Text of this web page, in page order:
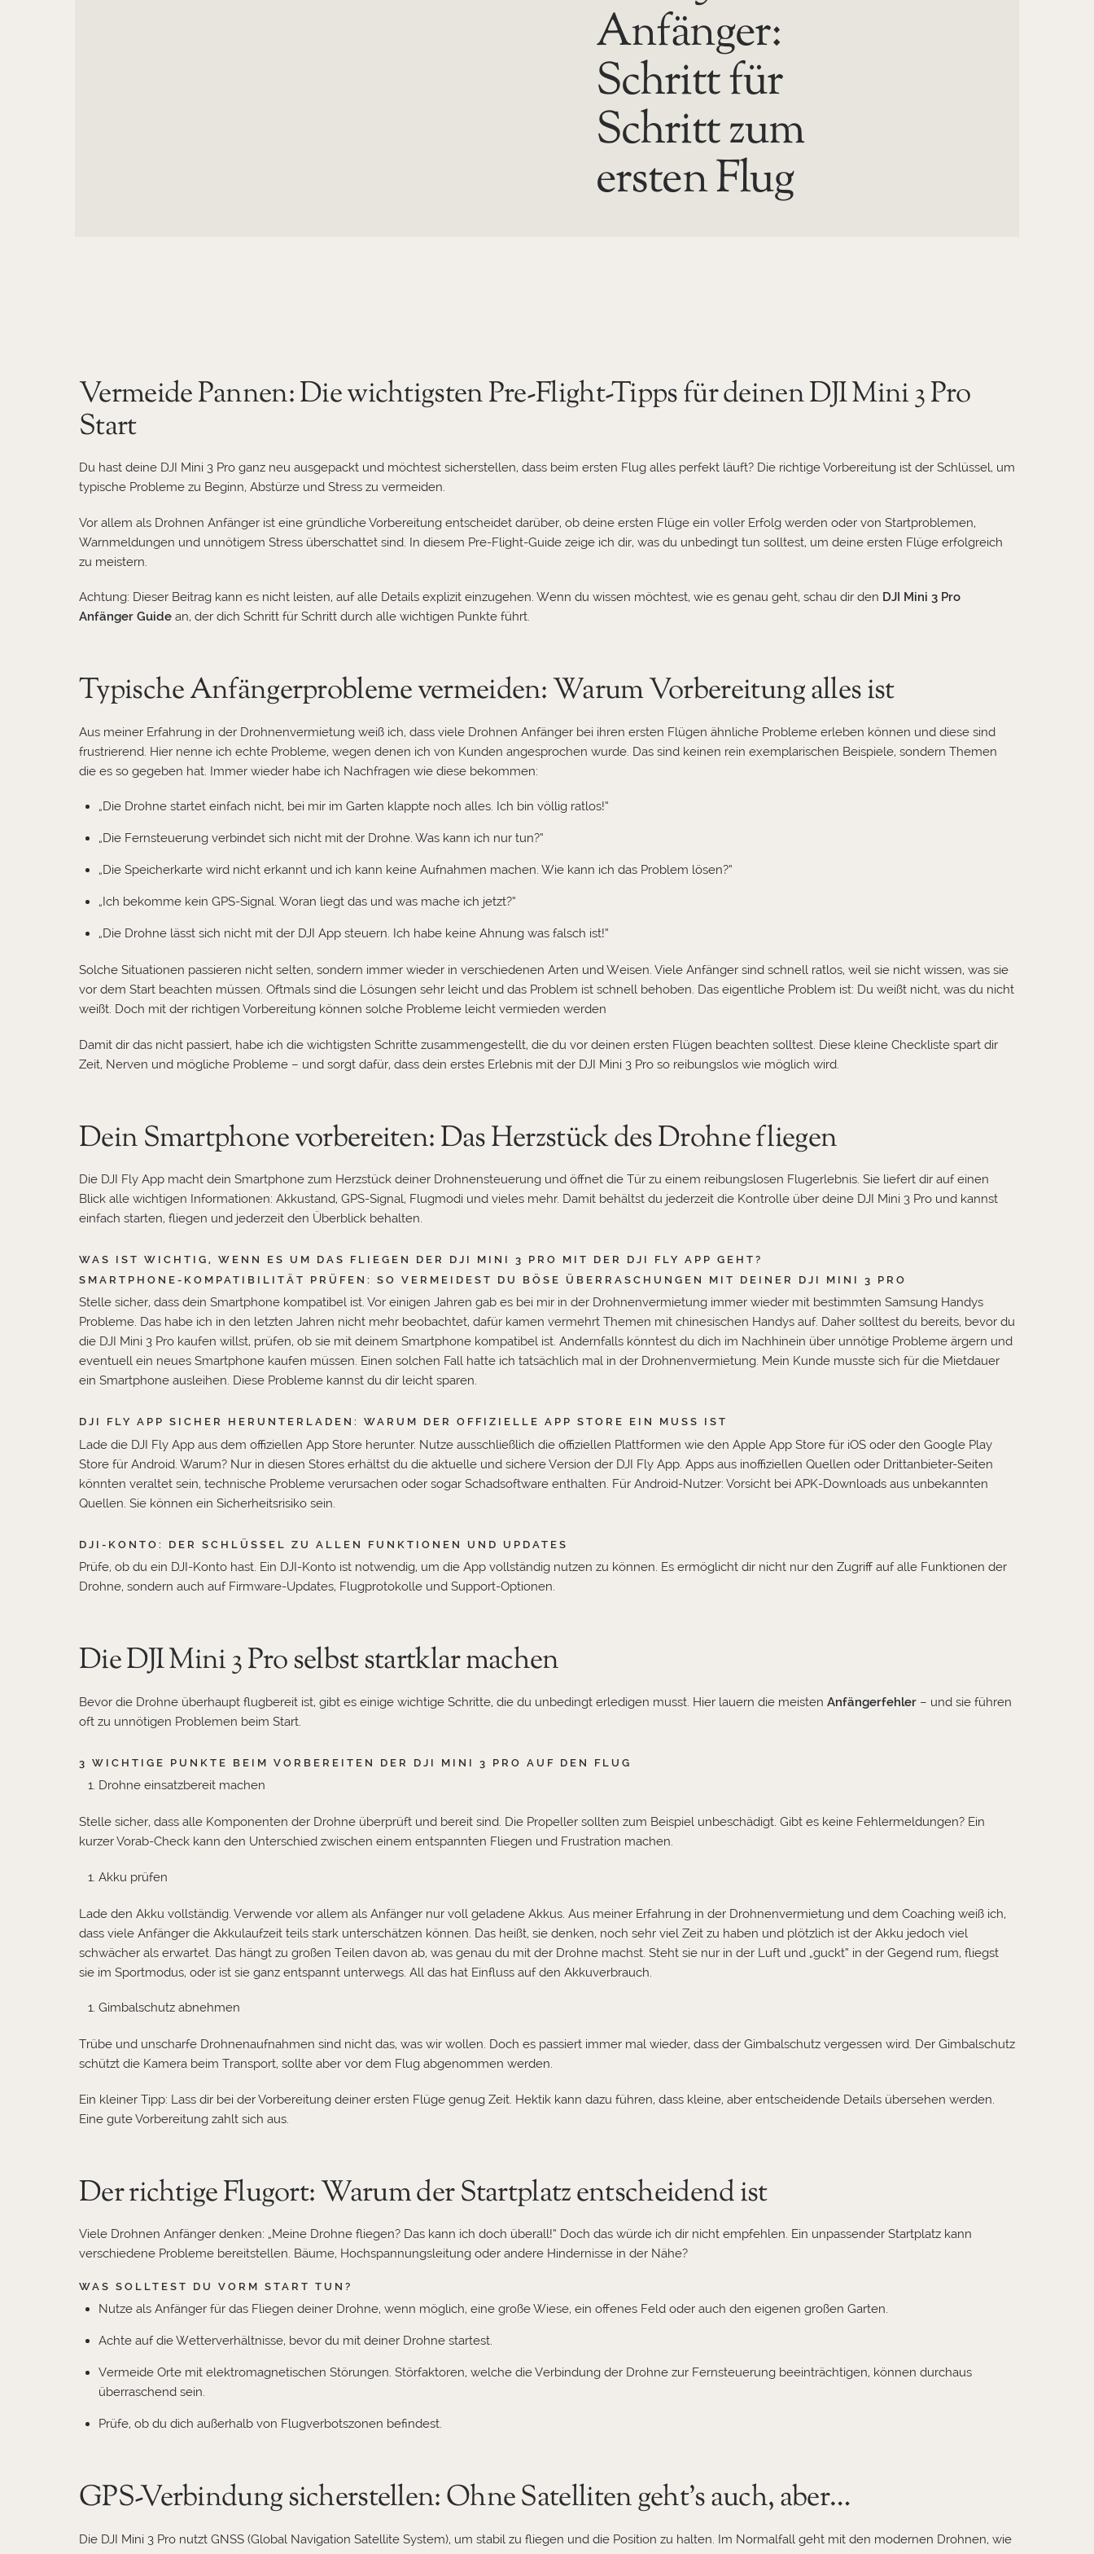
Anfänger:
Schritt für
Schritt zum
ersten Flug
Vermeide Pannen: Die wichtigsten Pre-Flight-Tipps für deinen DJI Mini 3 Pro
Start
Du hast deine DJI Mini 3 Pro ganz neu ausgepackt und möchtest sicherstellen, dass beim ersten Flug alles perfekt läuft? Die richtige Vorbereitung ist der Schlüssel, um
typische Probleme zu Beginn, Abstürze und Stress zu vermeiden.
Vor allem als Drohnen Anfänger ist eine gründliche Vorbereitung entscheidet darüber, ob deine ersten Flüge ein voller Erfolg werden oder von Startproblemen,
Warnmeldungen und unnötigem Stress überschattet sind. In diesem Pre-Flight-Guide zeige ich dir, was du unbedingt tun solltest, um deine ersten Flüge erfolgreich
zu meistern.
Achtung: Dieser Beitrag kann es nicht leisten, auf alle Details explizit einzugehen. Wenn du wissen möchtest, wie es genau geht, schau dir den DJI Mini 3 Pro
Anfänger Guide an, der dich Schritt für Schritt durch alle wichtigen Punkte führt.
Typische Anfängerprobleme vermeiden: Warum Vorbereitung alles ist
Aus meiner Erfahrung in der Drohnenvermietung weiß ich, dass viele Drohnen Anfänger bei ihren ersten Flügen ähnliche Probleme erleben können und diese sind
frustrierend. Hier nenne ich echte Probleme, wegen denen ich von Kunden angesprochen wurde. Das sind keinen rein exemplarischen Beispiele, sondern Themen
die es so gegeben hat. Immer wieder habe ich Nachfragen wie diese bekommen:
„Die Drohne startet einfach nicht, bei mir im Garten klappte noch alles. Ich bin völlig ratlos!“
„Die Fernsteuerung verbindet sich nicht mit der Drohne. Was kann ich nur tun?“
„Die Speicherkarte wird nicht erkannt und ich kann keine Aufnahmen machen. Wie kann ich das Problem lösen?“
„Ich bekomme kein GPS-Signal. Woran liegt das und was mache ich jetzt?“
„Die Drohne lässt sich nicht mit der DJI App steuern. Ich habe keine Ahnung was falsch ist!“
Solche Situationen passieren nicht selten, sondern immer wieder in verschiedenen Arten und Weisen. Viele Anfänger sind schnell ratlos, weil sie nicht wissen, was sie
vor dem Start beachten müssen. Oftmals sind die Lösungen sehr leicht und das Problem ist schnell behoben. Das eigentliche Problem ist: Du weißt nicht, was du nicht
weißt. Doch mit der richtigen Vorbereitung können solche Probleme leicht vermieden werden
Damit dir das nicht passiert, habe ich die wichtigsten Schritte zusammengestellt, die du vor deinen ersten Flügen beachten solltest. Diese kleine Checkliste spart dir
Zeit, Nerven und mögliche Probleme – und sorgt dafür, dass dein erstes Erlebnis mit der DJI Mini 3 Pro so reibungslos wie möglich wird.
Dein Smartphone vorbereiten: Das Herzstück des Drohne fliegen
Die DJI Fly App macht dein Smartphone zum Herzstück deiner Drohnensteuerung und öffnet die Tür zu einem reibungslosen Flugerlebnis. Sie liefert dir auf einen
Blick alle wichtigen Informationen: Akkustand, GPS-Signal, Flugmodi und vieles mehr. Damit behältst du jederzeit die Kontrolle über deine DJI Mini 3 Pro und kannst
einfach starten, fliegen und jederzeit den Überblick behalten.
WAS IST WICHTIG, WENN ES UM DAS FLIEGEN DER DJI MINI 3 PRO MIT DER DJI FLY APP GEHT?
SMARTPHONE-KOMPATIBILITÄT PRÜFEN: SO VERMEIDEST DU BÖSE ÜBERRASCHUNGEN MIT DEINER DJI MINI 3 PRO
Stelle sicher, dass dein Smartphone kompatibel ist. Vor einigen Jahren gab es bei mir in der Drohnenvermietung immer wieder mit bestimmten Samsung Handys
Probleme. Das habe ich in den letzten Jahren nicht mehr beobachtet, dafür kamen vermehrt Themen mit chinesischen Handys auf. Daher solltest du bereits, bevor du
die DJI Mini 3 Pro kaufen willst, prüfen, ob sie mit deinem Smartphone kompatibel ist. Andernfalls könntest du dich im Nachhinein über unnötige Probleme ärgern und
eventuell ein neues Smartphone kaufen müssen. Einen solchen Fall hatte ich tatsächlich mal in der Drohnenvermietung. Mein Kunde musste sich für die Mietdauer
ein Smartphone ausleihen. Diese Probleme kannst du dir leicht sparen.
DJI FLY APP SICHER HERUNTERLADEN: WARUM DER OFFIZIELLE APP STORE EIN MUSS IST
Lade die DJI Fly App aus dem offiziellen App Store herunter. Nutze ausschließlich die offiziellen Plattformen wie den Apple App Store für iOS oder den Google Play
Store für Android. Warum? Nur in diesen Stores erhältst du die aktuelle und sichere Version der DJI Fly App. Apps aus inoffiziellen Quellen oder Drittanbieter-Seiten
könnten veraltet sein, technische Probleme verursachen oder sogar Schadsoftware enthalten. Für Android-Nutzer: Vorsicht bei APK-Downloads aus unbekannten
Quellen. Sie können ein Sicherheitsrisiko sein.
DJI-KONTO: DER SCHLÜSSEL ZU ALLEN FUNKTIONEN UND UPDATES
Prüfe, ob du ein DJI-Konto hast. Ein DJI-Konto ist notwendig, um die App vollständig nutzen zu können. Es ermöglicht dir nicht nur den Zugriff auf alle Funktionen der
Drohne, sondern auch auf Firmware-Updates, Flugprotokolle und Support-Optionen.
Die DJI Mini 3 Pro selbst startklar machen
Bevor die Drohne überhaupt flugbereit ist, gibt es einige wichtige Schritte, die du unbedingt erledigen musst. Hier lauern die meisten Anfängerfehler – und sie führen
oft zu unnötigen Problemen beim Start.
3 WICHTIGE PUNKTE BEIM VORBEREITEN DER DJI MINI 3 PRO AUF DEN FLUG
Drohne einsatzbereit machen
Stelle sicher, dass alle Komponenten der Drohne überprüft und bereit sind. Die Propeller sollten zum Beispiel unbeschädigt. Gibt es keine Fehlermeldungen? Ein
kurzer Vorab-Check kann den Unterschied zwischen einem entspannten Fliegen und Frustration machen.
Akku prüfen
Lade den Akku vollständig. Verwende vor allem als Anfänger nur voll geladene Akkus. Aus meiner Erfahrung in der Drohnenvermietung und dem Coaching weiß ich,
dass viele Anfänger die Akkulaufzeit teils stark unterschätzen können. Das heißt, sie denken, noch sehr viel Zeit zu haben und plötzlich ist der Akku jedoch viel
schwächer als erwartet. Das hängt zu großen Teilen davon ab, was genau du mit der Drohne machst. Steht sie nur in der Luft und „guckt“ in der Gegend rum, fliegst
sie im Sportmodus, oder ist sie ganz entspannt unterwegs. All das hat Einfluss auf den Akkuverbrauch.
Gimbalschutz abnehmen
Trübe und unscharfe Drohnenaufnahmen sind nicht das, was wir wollen. Doch es passiert immer mal wieder, dass der Gimbalschutz vergessen wird. Der Gimbalschutz
schützt die Kamera beim Transport, sollte aber vor dem Flug abgenommen werden.
Ein kleiner Tipp: Lass dir bei der Vorbereitung deiner ersten Flüge genug Zeit. Hektik kann dazu führen, dass kleine, aber entscheidende Details übersehen werden.
Eine gute Vorbereitung zahlt sich aus.
Der richtige Flugort: Warum der Startplatz entscheidend ist
Viele Drohnen Anfänger denken: „Meine Drohne fliegen? Das kann ich doch überall!“ Doch das würde ich dir nicht empfehlen. Ein unpassender Startplatz kann
verschiedene Probleme bereitstellen. Bäume, Hochspannungsleitung oder andere Hindernisse in der Nähe?
WAS SOLLTEST DU VORM START TUN?
Nutze als Anfänger für das Fliegen deiner Drohne, wenn möglich, eine große Wiese, ein offenes Feld oder auch den eigenen großen Garten.
Achte auf die Wetterverhältnisse, bevor du mit deiner Drohne startest.
Vermeide Orte mit elektromagnetischen Störungen. Störfaktoren, welche die Verbindung der Drohne zur Fernsteuerung beeinträchtigen, können durchaus
überraschend sein.
Prüfe, ob du dich außerhalb von Flugverbotszonen befindest.
GPS-Verbindung sicherstellen: Ohne Satelliten geht’s auch, aber…
Die DJI Mini 3 Pro nutzt GNSS (Global Navigation Satellite System), um stabil zu fliegen und die Position zu halten. Im Normalfall geht mit den modernen Drohnen, wie